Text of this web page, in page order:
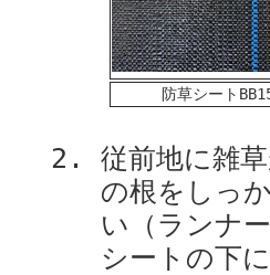
防草シート
従前地に雑
の根をしっ
い（ランナ
シートの下